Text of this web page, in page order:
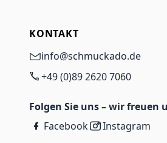
KONTAKT
info@schmuckado.de
+49 (0)89 2620 7060
Folgen Sie uns – wir freuen
Facebook
Instagram